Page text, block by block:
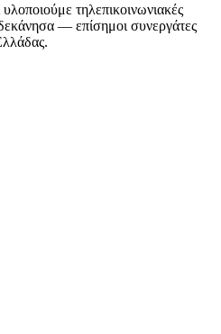
τηλεπικοινωνιακές
— επίσημοι συνεργάτες